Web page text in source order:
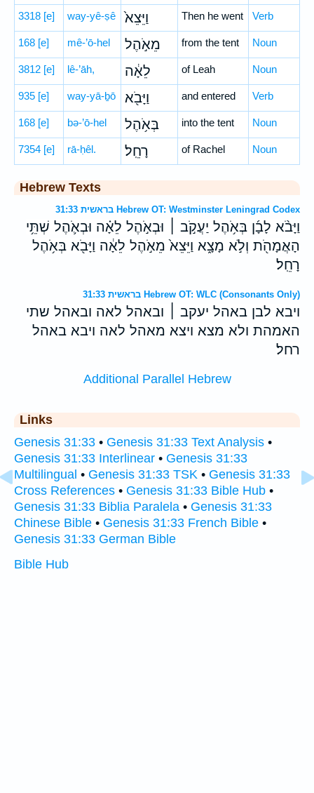
3318 [e] way-yê-ṣê וַיֵּצֵא֙ Then he went Verb
168 [e] mê-’ō-hel מֵאֹ֣הֶל from the tent Noun
3812 [e] lê-’āh, לֵאָ֔ה of Leah Noun
935 [e] way-yā-ḇō וַיָּבֹ֖א and entered Verb
168 [e] bə-’ō-hel בְּאֹ֥הֶל into the tent Noun
7354 [e] rā-ḥêl. רָחֵֽל׃ of Rachel Noun
Hebrew Texts
בראשית 31:33 Hebrew OT: Westminster Leningrad Codex
וַיָּבֹ֨א לָבָ֜ן בְּאֹ֥הֶל יַעֲקֹ֣ב ׀ וּבְאֹ֣הֶל לֵאָ֗ה וּבְאֹ֛הֶל שְׁתֵּ֥י
הָאֲמָהֹ֖ת וְלֹ֣א מָצָ֑א וַיֵּצֵא֙ מֵאֹ֣הֶל לֵאָ֔ה וַיָּבֹ֖א בְּאֹ֥הֶל
רָחֵֽל׃
בראשית 31:33 Hebrew OT: WLC (Consonants Only)
ויבא לבן באהל יעקב ׀ ובאהל לאה ובאהל שתי
האמהת ולא מצא ויצא מאהל לאה ויבא באהל
רחל׃
Additional Parallel Hebrew
Links
Genesis 31:33 • Genesis 31:33 Text Analysis •
Genesis 31:33 Interlinear • Genesis 31:33
Multilingual • Genesis 31:33 TSK • Genesis 31:33
Cross References • Genesis 31:33 Bible Hub •
Genesis 31:33 Biblia Paralela • Genesis 31:33
Chinese Bible • Genesis 31:33 French Bible •
Genesis 31:33 German Bible
Bible Hub